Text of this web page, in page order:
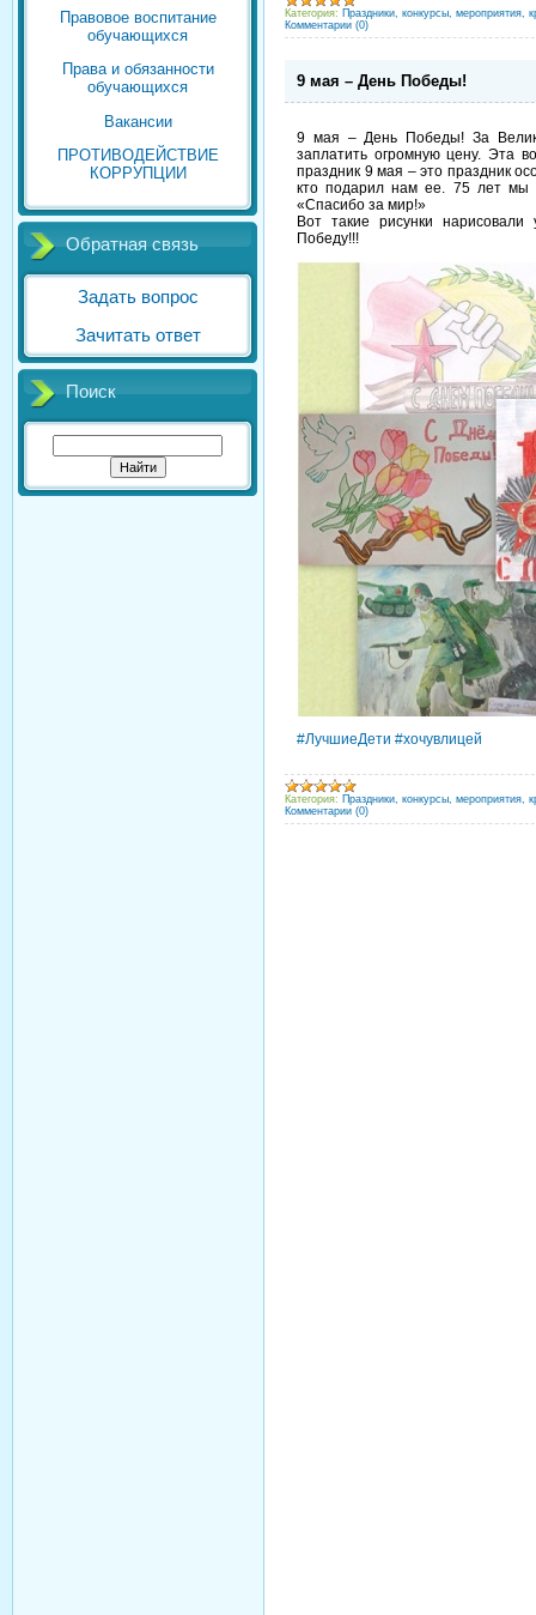
Правовое воспитание
обучающихся
Права и обязанности
обучающихся
Вакансии
ПРОТИВОДЕЙСТВИЕ
КОРРУПЦИИ
Обратная связь
Задать вопрос
Зачитать ответ
Поиск
Категория: Праздники, конкурсы, мероприятия,
Комментарии (0)
9 мая – День Победы!
9 мая – День Победы! За
заплатить огромную цену. Эта
праздник 9 мая – это праздник
кто подарил нам ее. 75 лет мы
«Спасибо за мир!»
Вот такие рисунки нарисовали
Победу!!!
#ЛучшиеДети #хочувлицей
Категория: Праздники, конкурсы, мероприятия,
Комментарии (0)